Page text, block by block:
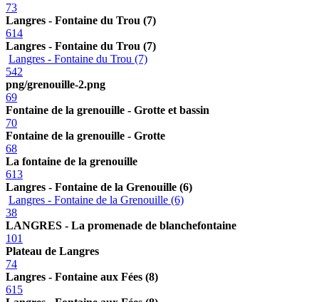
73
Langres - Fontaine du Trou (7)
614
Langres - Fontaine du Trou (7)
Langres - Fontaine du Trou (7)
542
png/grenouille-2.png
69
Fontaine de la grenouille - Grotte et bassin
70
Fontaine de la grenouille - Grotte
68
La fontaine de la grenouille
613
Langres - Fontaine de la Grenouille (6)
Langres - Fontaine de la Grenouille (6)
38
LANGRES - La promenade de blanchefontaine
101
Plateau de Langres
74
Langres - Fontaine aux Fées (8)
615